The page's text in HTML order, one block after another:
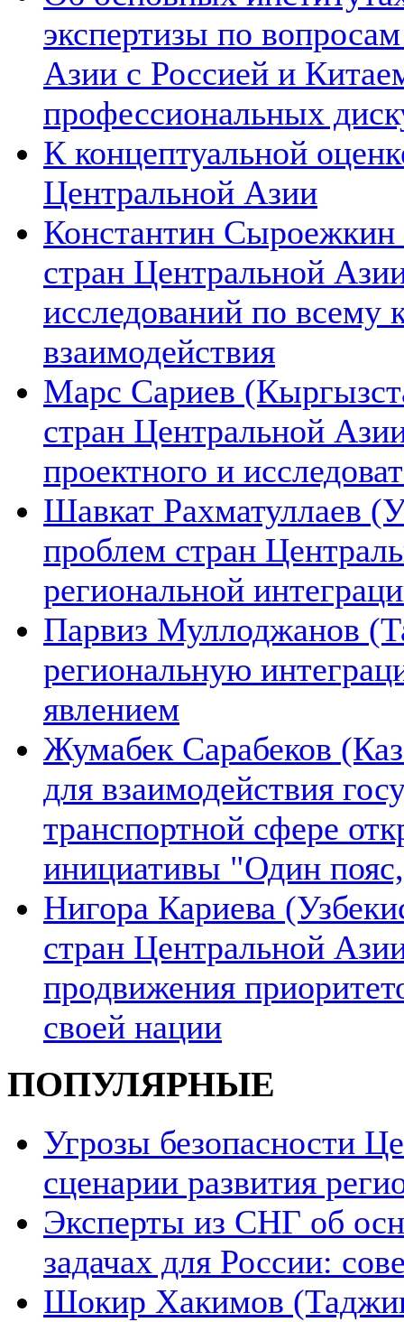
экспертизы по
Азии с Россией и
профессиональных
К концептуальной
Центральной Азии
Константин Сыроежкин
стран Центральной
исследований по всему
взаимодействия
Марс Сариев
стран Центральной
проектного и
Шавкат Рахматуллаев
проблем стран
региональной
Парвиз Муллоджанов
региональную
явлением
Жумабек Сарабеков
для взаимодействия
транспортной сфере
инициативы "Один
Нигора Кариева
стран Центральной
продвижения
своей нации
ПОПУЛЯРНЫЕ
Угрозы безопасности
сценарии развития
Эксперты из СНГ об
задачах для России:
Шокир Хакимов